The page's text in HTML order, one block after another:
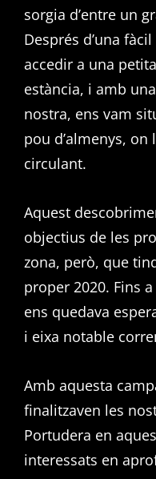
sorgia d’entre un
Després d’una
accedir a una
estància, i amb
nostra, ens vam
pou d’almenys,
circulant.
Aquest
objectius de les
zona, però, que
proper 2020. Fins
ens quedava
i eixa notable
Amb aquesta
finalitzaven les
Portudera en
interessats en